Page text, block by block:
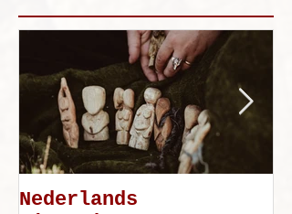
Uitgelichte berichten